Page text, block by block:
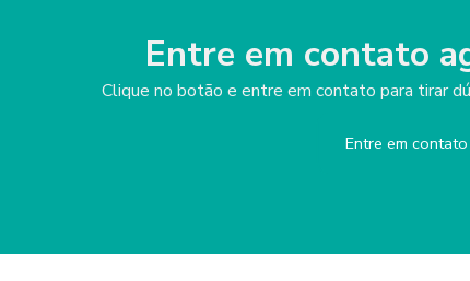
Entre em contato
Clique no botão e entre em contato para tirar
Entre em contato